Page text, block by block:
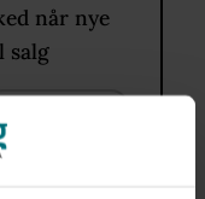
når nye
salg
kr.